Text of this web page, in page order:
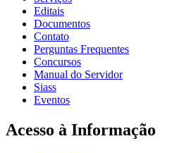
Editais
Documentos
Contato
Perguntas Frequentes
Concursos
Manual do Servidor
Siass
Eventos
Acesso à Informação